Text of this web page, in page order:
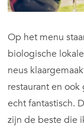
Op het menu
biologische
neus
restaurant en
echt fantastisch.
zijn de beste die